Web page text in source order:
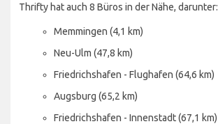
Thrifty hat auch 8 Büros in der Nähe, darunter:
Memmingen (4,1 km)
Neu-Ulm (47,8 km)
Friedrichshafen - Flughafen (64,6 km)
Augsburg (65,2 km)
Friedrichshafen - Innenstadt (67,1 km)